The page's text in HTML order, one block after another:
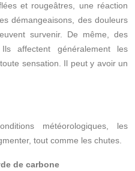
et rougeâtres, une réaction
démangeaisons, des douleurs
survenir. De même, des
affectent généralement les
sensation. Il peut y avoir un
météorologiques, les
tout comme les chutes.
de carbone